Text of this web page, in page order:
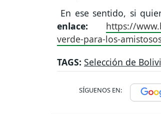
En ese sentido, si
enlace:
https://
verde-para-los-
TAGS: Selección de
SÍGUENOS EN: